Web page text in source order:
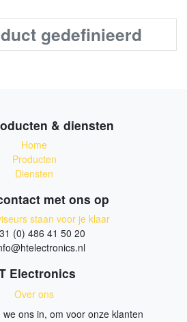
gedefinieerd
& diensten
Home
Producten
Diensten
met ons op
staan voor je klaar
(0) 486 41 50 20
Electronics
Over ons
ons in, om voor onze klanten